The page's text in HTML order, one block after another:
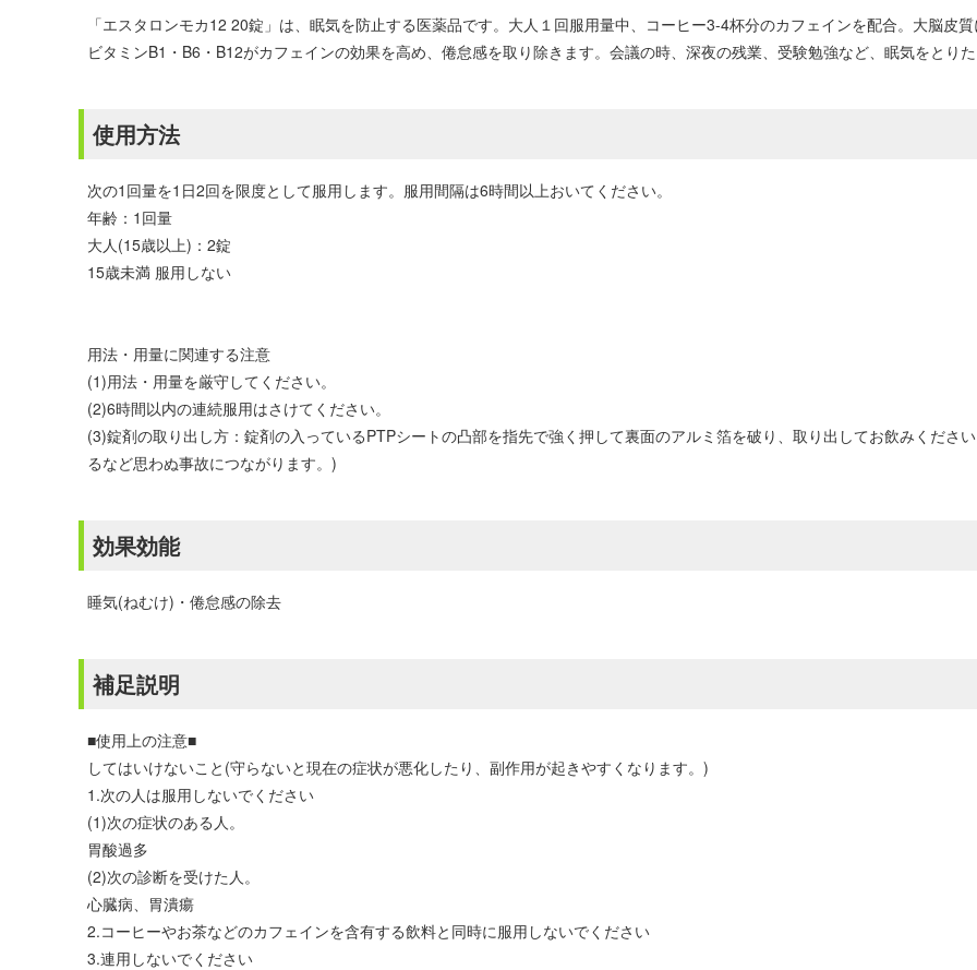
「エスタロンモカ12 20錠」は、眠気を防止する医薬品です。大人１回服用量中、コーヒー3-4杯分のカフェインを配合。大脳皮
ビタミンB1・B6・B12がカフェインの効果を高め、倦怠感を取り除きます。会議の時、深夜の残業、受験勉強など、眠気をとり
使用方法
次の1回量を1日2回を限度として服用します。服用間隔は6時間以上おいてください。
年齢：1回量
大人(15歳以上)：2錠
15歳未満 服用しない
用法・用量に関連する注意
(1)用法・用量を厳守してください。
(2)6時間以内の連続服用はさけてください。
(3)錠剤の取り出し方：錠剤の入っているPTPシートの凸部を指先で強く押して裏面のアルミ箔を破り、取り出してお飲みくださ
るなど思わぬ事故につながります。)
効果効能
睡気(ねむけ)・倦怠感の除去
補足説明
■使用上の注意■
してはいけないこと(守らないと現在の症状が悪化したり、副作用が起きやすくなります。)
1.次の人は服用しないでください
(1)次の症状のある人。
胃酸過多
(2)次の診断を受けた人。
心臓病、胃潰瘍
2.コーヒーやお茶などのカフェインを含有する飲料と同時に服用しないでください
3.連用しないでください